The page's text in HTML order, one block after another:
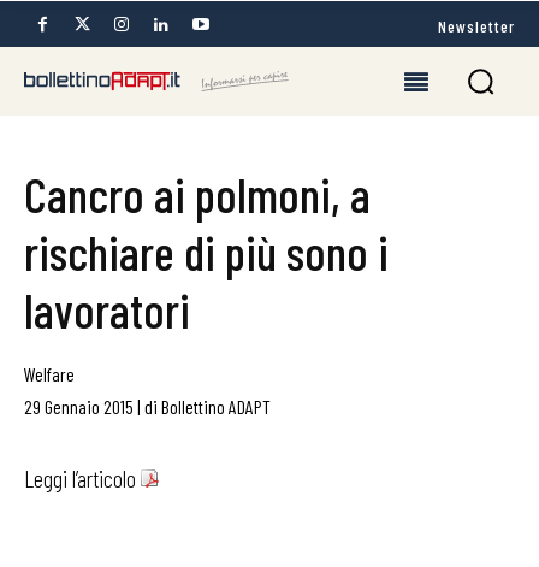
Newsletter
Cancro ai polmoni, a
rischiare di più sono i
lavoratori
Welfare
29 Gennaio 2015 | di Bollettino ADAPT
Leggi l’articolo